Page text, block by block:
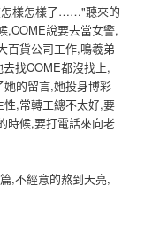
怎樣怎樣了……"聽來的
,COME說要去當女警,
百貨公司工作,鳴羲弟
找COME都沒找上,
的留言,她投身博彩
,常轉工總不太好,要
時候,要打電話來向老
,不經意的熬到天亮,